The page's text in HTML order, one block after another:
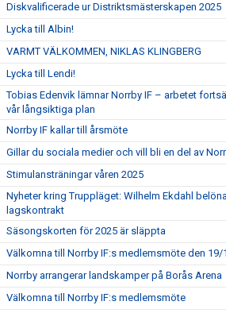
Diskvalificerade ur Distriktsmästerskapen 2025
Lycka till Albin!
VARMT VÄLKOMMEN, NIKLAS KLINGBERG
Lycka till Lendi!
Tobias Edenvik lämnar Norrby IF – arbetet
vår långsiktiga plan
Norrby IF kallar till årsmöte
Gillar du sociala medier och vill bli en del av
Stimulansträningar våren 2025
Nyheter kring Truppläget: Wilhelm Ekdahl
lagskontrakt
Säsongskorten för 2025 är släppta
Välkomna till Norrby IF:s medlemsmöte den 19/
Norrby arrangerar landskamper på Borås Arena
Välkomna till Norrby IF:s medlemsmöte